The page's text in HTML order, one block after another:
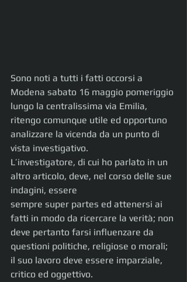
Sono noti a tutti i fatti occorsi a
Modena sabato 16 maggio pomeriggio
lungo la centralissima via Emilia,
ritengo comunque utile ed opportuno
analizzare la vicenda da un punto di
vista investigativo.
L’investigatore, di cui ho parlato in un
altro articolo, deve, nel corso delle sue
indagini, essere
sempre super partes ed attenersi ai
fatti in modo da ricercare la verità; non
deve pertanto farsi influenzare da
questioni politiche, religiose o morali;
il suo lavoro deve essere imparziale,
critico ed oggettivo.